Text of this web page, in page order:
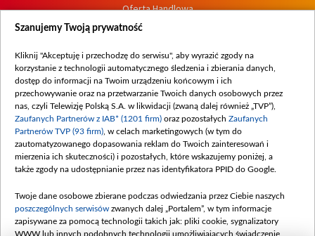
Oferta Handlowa
Dostępność
Procedura zgłoszeń wewnętrznych
Szanujemy Twoją prywatność
Kliknij "Akceptuję i przechodzę do serwisu", aby wyrazić zgody na
korzystanie z technologii automatycznego śledzenia i zbierania danych,
dostęp do informacji na Twoim urządzeniu końcowym i ich
przechowywanie oraz na przetwarzanie Twoich danych osobowych przez
nas, czyli Telewizję Polską S.A. w likwidacji (zwaną dalej również „TVP”),
Zaufanych Partnerów z IAB* (1201 firm) oraz pozostałych Zaufanych
Partnerów TVP (93 firm) , w celach marketingowych (w tym do
zautomatyzowanego dopasowania reklam do Twoich zainteresowań i
mierzenia ich skuteczności) i pozostałych, które wskazujemy poniżej, a
także zgody na udostępnianie przez nas identyfikatora PPID do Google.
Twoje dane osobowe zbierane podczas odwiedzania przez Ciebie naszych
poszczególnych serwisów zwanych dalej „Portalem”, w tym informacje
zapisywane za pomocą technologii takich jak: pliki cookie, sygnalizatory
WWW lub innych podobnych technologii umożliwiających świadczenie